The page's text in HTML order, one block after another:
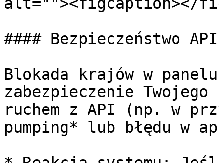
#### Bezpieczeństwo
Blokada krajów w
zabezpieczenie
ruchem z API (np. w
pumping* lub błędu w